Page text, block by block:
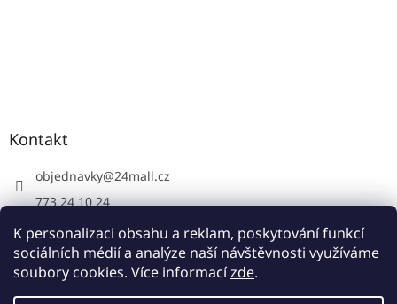
K personalizaci obsahu a reklam, poskytování funkcí
sociálních médií a analýze naší návštěvnosti využíváme
soubory cookies. Více informacízde.
Kontakt
objednavky@24mall.cz
773 24 10 24
https://www.facebook.com/24krby